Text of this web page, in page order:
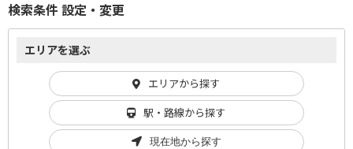
検索条件 設定・変更
エリアを選ぶ
エリアから探す
駅・路線から探す
現在地から探す